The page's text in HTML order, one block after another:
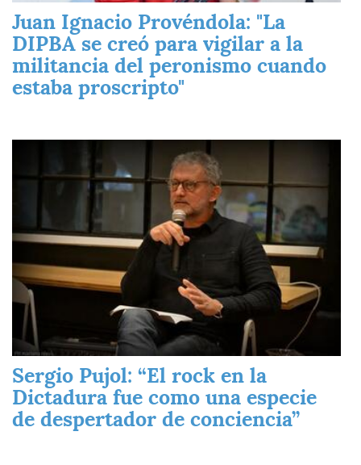
Juan Ignacio Provéndola: "La
DIPBA se creó para vigilar a la
militancia del peronismo cuando
estaba proscripto"
Sergio Pujol: “El rock en la
Dictadura fue como una especie
de despertador de conciencia”